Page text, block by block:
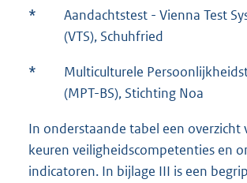
*
Aandachtstest - Vienna Test
(VTS), Schuhfried
*
Multiculturele
(MPT-BS), Stichting Noa
In onderstaande tabel een overzicht
keuren veiligheidscompetenties en
indicatoren. In bijlage III is een